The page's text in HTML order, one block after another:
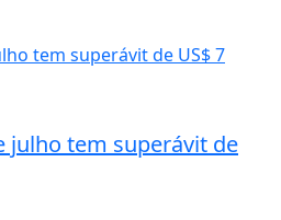
julho tem superávit de